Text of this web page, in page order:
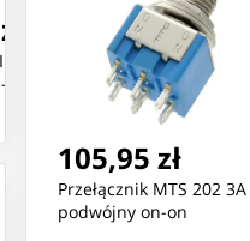
KOCIAKI -
118,21
Puzzle 3D
Bluey
105,95 zł
Przełącznik MTS 202
podwójny on-on